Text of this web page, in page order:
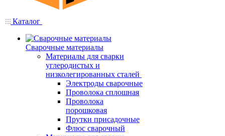
Каталог
Сварочные материалы
Материалы для сварки
углеродистых и
низколегированных сталей
Электроды сварочные
Проволока сплошная
Проволока
порошковая
Прутки присадочные
Флюс сварочный